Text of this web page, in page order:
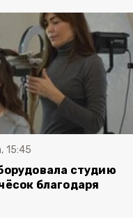
15:45
студию
благодаря